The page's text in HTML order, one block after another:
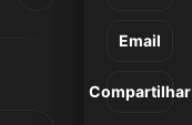
Email
Compartilhar